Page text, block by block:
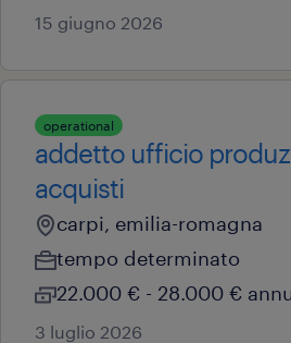
15 giugno 2026
operational
addetto ufficio
acquisti
carpi, emilia-romagna
tempo determinato
22.000 € - 28.000 €
3 luglio 2026